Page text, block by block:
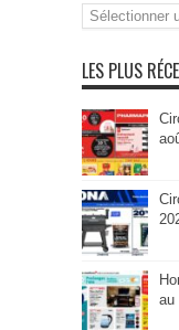
Recherche
par
LES PLUS
au